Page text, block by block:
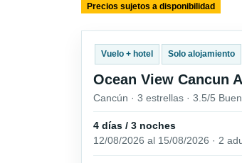
Precios sujetos a disponibilidad
Vuelo + hotel Solo alojamiento
Ocean View Cancun
Cancún · 3 estrellas · 3.5/5
4 días / 3 noches
12/08/2026 al 15/08/2026 · 2